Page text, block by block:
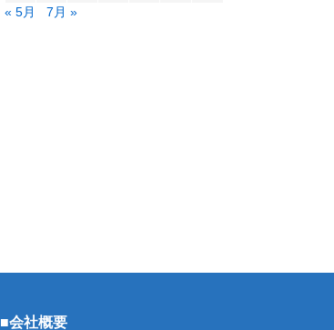
« 5月
7月 »
■会社概要